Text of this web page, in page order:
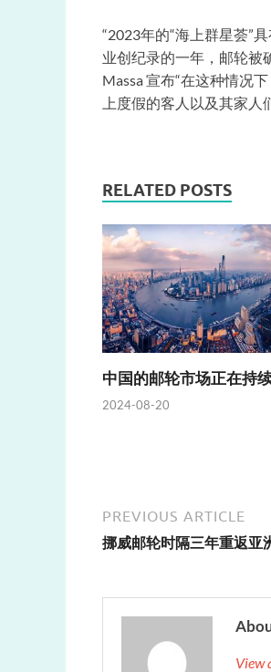
“2023年的“海上群星荟”
业创纪录的一年，邮轮被
Massa 宣布“在这种情况
上度假的客人以及其家人
RELATED POSTS
中国的邮轮市场正在持
2024-08-20
PREVIOUS ARTICLE
挪威邮轮时隔三年重返亚
View